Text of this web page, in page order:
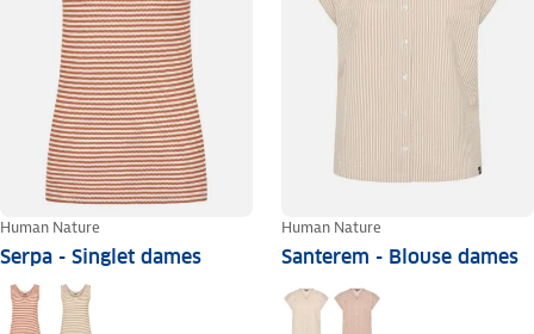
Human Nature
Serpa - Singlet dames
Human Nature
Santerem - Blouse dames